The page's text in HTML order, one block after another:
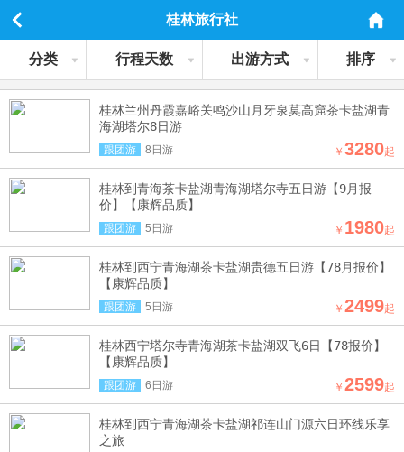
桂林旅行社
分类 行程天数 出游方式 排序
桂林兰州丹霞嘉峪关鸣沙山月牙泉莫高窟茶卡盐湖青
海湖塔尔8日游
跟团游 8日游 ￥ 3280起
桂林到青海茶卡盐湖青海湖塔尔寺五日游【9月报
价】【康辉品质】
跟团游 5日游 ￥ 1980起
桂林到西宁青海湖茶卡盐湖贵德五日游【78月报价】
【康辉品质】
跟团游 5日游 ￥ 2499起
桂林西宁塔尔寺青海湖茶卡盐湖双飞6日【78报价】
【康辉品质】
跟团游 6日游 ￥ 2599起
桂林到西宁青海湖茶卡盐湖祁连山门源六日环线乐享
之旅